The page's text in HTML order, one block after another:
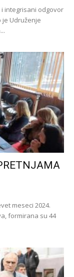
integrisani odgovor
je Udruženje
meseci 2024.
formirana su 44